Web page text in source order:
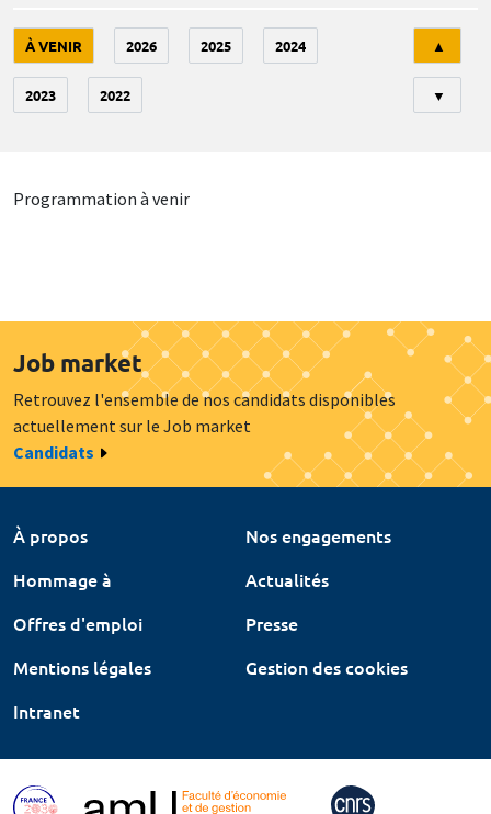
À VENIR 2026 2025 2024
2023 2022
▲
▼
Programmation à venir
Job market
Retrouvez l'ensemble de nos candidats disponibles
actuellement sur le Job market
Candidats
À propos
Nos engagements
Hommage à
Actualités
Offres d'emploi
Presse
Mentions légales
Gestion des cookies
Intranet